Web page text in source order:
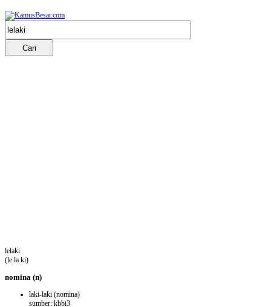
lelaki
(le.la.ki)
nomina (n)
laki-laki (nomina)
sumber: kbbi3